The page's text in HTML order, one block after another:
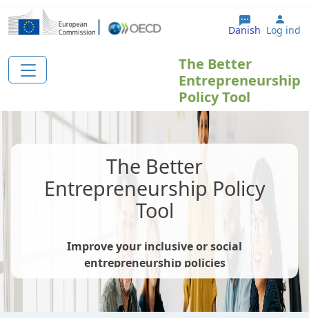
Gå til hovedindhold
Danish Log ind
The Better
Entrepreneurship
Policy Tool
The Better
Entrepreneurship Policy
Tool
Improve your inclusive or social
entrepreneurship policies